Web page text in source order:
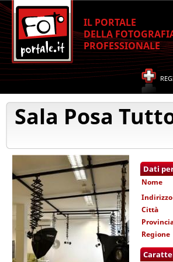
IL PORTALE
DELLA
PROFESSIONALE
Sala Posa
Dati
Nome
Indirizzo
Città
Regione